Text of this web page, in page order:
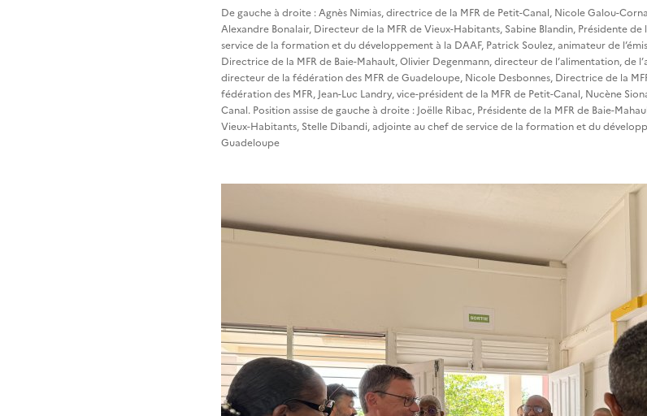
De gauche à droite : Agnès Nimias, directrice de la MFR de Petit-Canal, Nicole Galou-
Alexandre Bonalair, Directeur de la MFR de Vieux-Habitants, Sabine Blandin, Présidente
service de la formation et du développement à la DAAF, Patrick Soulez, animateur de
Directrice de la MFR de Baie-Mahault, Olivier Degenmann, directeur de l’alimentation,
directeur de la fédération des MFR de Guadeloupe, Nicole Desbonnes, Directrice de la
fédération des MFR, Jean-Luc Landry, vice-président de la MFR de Petit-Canal, Nucène
Canal. Position assise de gauche à droite : Joëlle Ribac, Présidente de la MFR de Baie-
Vieux-Habitants, Stelle Dibandi, adjointe au chef de service de la formation et du
Guadeloupe